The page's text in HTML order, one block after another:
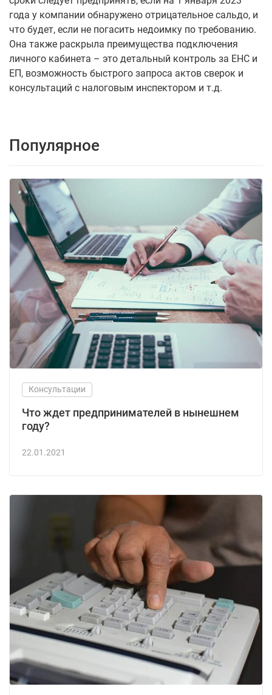
года у компании обнаружено отрицательное сальдо, и
что будет, если не погасить недоимку по требованию.
Она также раскрыла преимущества подключения
личного кабинета – это детальный контроль за ЕНС и
ЕП, возможность быстрого запроса актов сверок и
консультаций с налоговым инспектором и т.д.
Популярное
Консультации
Что ждет предпринимателей в нынешнем
году?
22.01.2021